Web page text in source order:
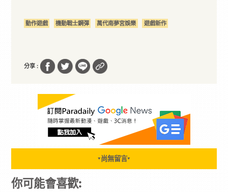
動作遊戲 機動戰士鋼彈 萬代南夢宮娛樂 遊戲新作
分享 :
▼ 尚無留言▼
你可能會喜歡: